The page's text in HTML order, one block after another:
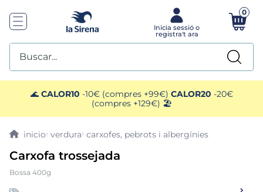
0
Buscar...
🌊 CALOR10 -10€ (compres +99€) CALOR20 -20€
(compres +129€) 🏖️
verdura carxofes, pebrots i albergínies
Carxofa trossejada
Bossa 400g
TOP SEARCHES
1. mariscos
3. ensaladilla